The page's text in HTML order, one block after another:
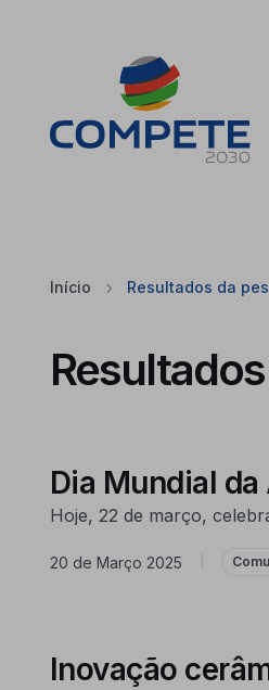
Início Resultados da
Dia Mundial
Hoje, 22 de março,
20 de Março 2025
Inovação